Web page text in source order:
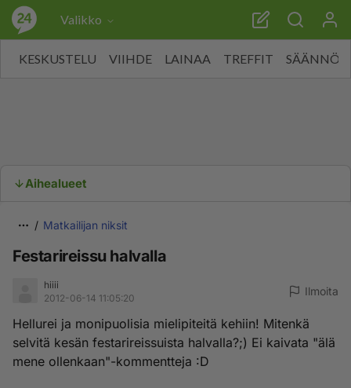
Valikko
KESKUSTELU VIIHDE LAINAA TREFFIT SÄÄNNÖT
Aihealueet
Matkailijan niksit
Festarireissu halvalla
hiiii
2012-06-14 11:05:20
Ilmoita
Hellurei ja monipuolisia mielipiteitä kehiin! Mitenkä
selvitä kesän festarireissuista halvalla?;) Ei kaivata "älä
mene ollenkaan"-kommentteja :D